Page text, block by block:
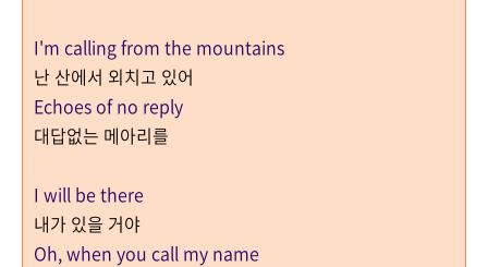
I'm calling from the mountains
난 산에서 외치고 있어
Echoes of no reply
대답없는 메아리를
I will be there
내가 있을 거야
Oh, when you call my name